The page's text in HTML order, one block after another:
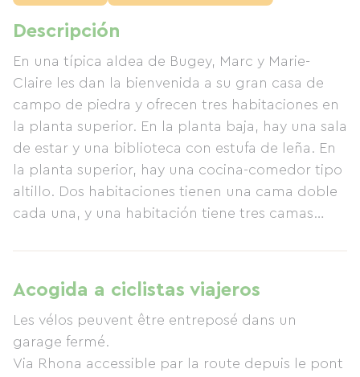
Descripción
En una típica aldea de Bugey, Marc y Marie-
Claire les dan la bienvenida a su gran casa de
campo de piedra y ofrecen tres habitaciones en
la planta superior. En la planta baja, hay una sala
de estar y una biblioteca con estufa de leña. En
la planta superior, hay una cocina-comedor tipo
altillo. Dos habitaciones tienen una cama doble
cada una, y una habitación tiene tres camas
panorámicas del campo. En el desayuno, podrá
degustar mermeladas caseras elaboradas en la
granja familiar. Se ofrecen cenas bajo reserva.
Los propietarios solicitan que se fume solo en las
zonas designadas. Hay aparcamiento disponible.
Acogida a ciclistas viajeros
Les vélos peuvent être entreposé dans un
garage fermé.
Via Rhona accessible par la route depuis le pont